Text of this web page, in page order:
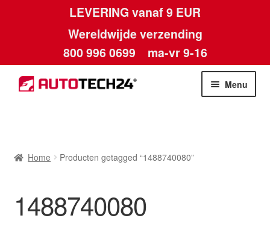
LEVERING vanaf 9 EUR
Wereldwijde verzending
800 996 0699 ma-vr 9-16
Ga
door
Ga
naar
Menu
Betalingen
Home Producten getagged “1488740080”
1488740080